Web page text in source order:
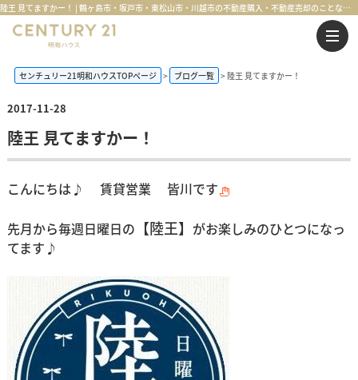
陸王 見てますかー！ | 鶴ヶ島市・坂戸市・東松山市・川越市の不動産購入・不動産売却のことならセンチュリー21明和ハウス
センチュリー21明和ハウスTOPページ ブログ一覧 陸王 見てますかー！
2017-11-28
陸王 見てますかー！
こんにちは♪ 賃貸営業 皆川です
先月から毎週日曜日の 【陸王】 がお楽しみのひとつになっ
てます♪